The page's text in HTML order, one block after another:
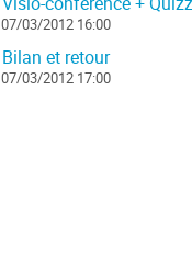
07/03/2012 16:00
Bilan et retour
07/03/2012 17:00